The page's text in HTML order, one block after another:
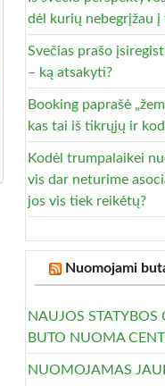
dėl kurių nebegrįžau
Svečias prašo
– ką atsakyti?
Booking paprašė
kas tai iš tikrųjų ir
Kodėl trumpalaikei
vis dar neturime
jos vis tiek reikėtų?
Nuomojami
NAUJOS STATYBOS
BUTO NUOMA
NUOMOJAMAS